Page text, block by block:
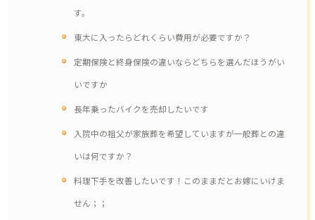
す。
東大に入ったらどれくらい費用が必要ですか？
定期保険と終身保険の違いならどちらを選んだほうがい
いですか
長年乗ったバイクを売却したいです
入院中の祖父が家族葬を希望していますが一般葬との違
いは何ですか？
料理下手を改善したいです！このままだとお嫁にいけま
せん；；